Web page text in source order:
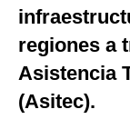
Tecnología
Club del Suscriptor
Mix
regiones a
Asistencia
(Asitec).